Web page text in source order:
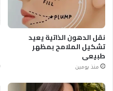
نقل الدهون الذاتية يعيد
تشكيل الملامح بمظهر
طبيعي
منذ يومين